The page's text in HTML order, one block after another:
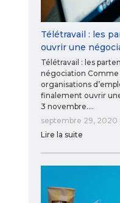
Télétravail : les
ouvrir une
Télétravail : les
négociation Comme
organisations
finalement ouvrir
3 novembre.…
septembre 29, 2020
Lire la suite